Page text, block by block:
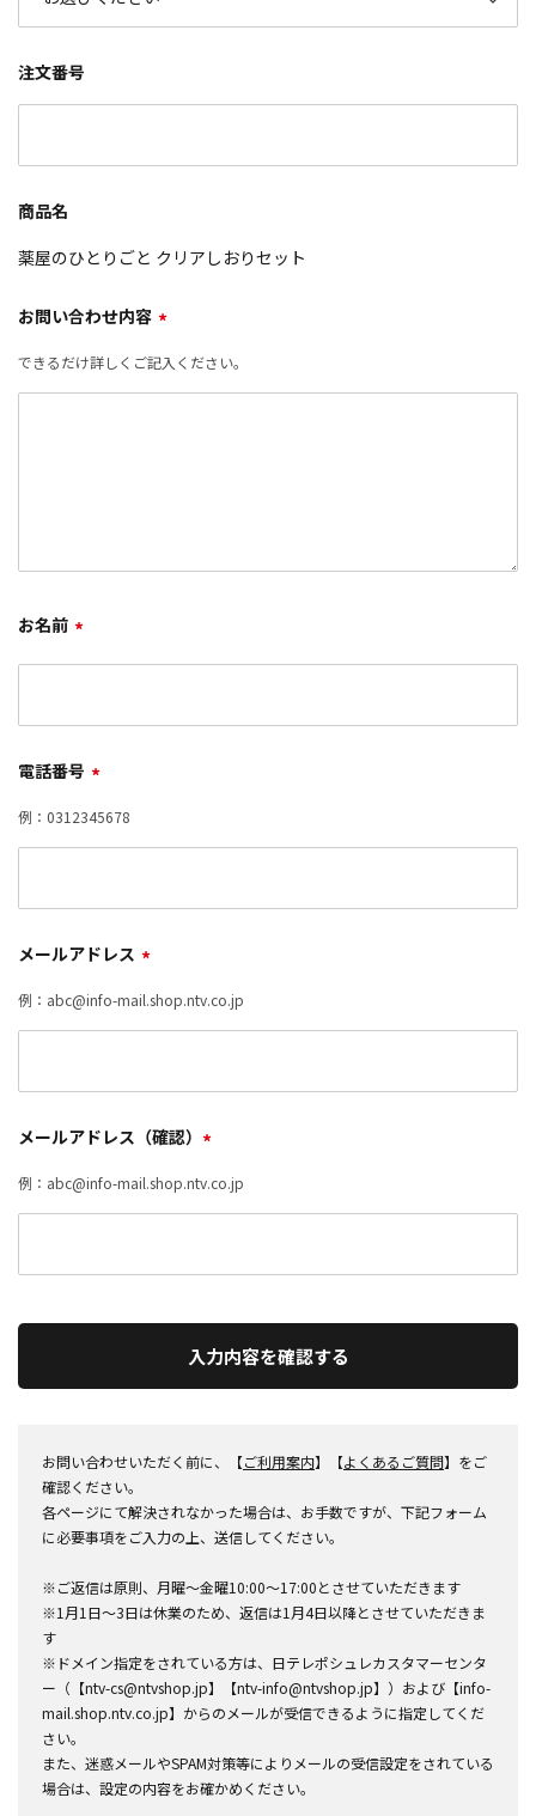
注文番号
商品名
薬屋のひとりごと クリアしおりセット
お問い合わせ内容 *
できるだけ詳しくご記入ください。
お名前 *
電話番号 *
例：0312345678
メールアドレス *
例：abc@info-mail.shop.ntv.co.jp
メールアドレス（確認） *
例：abc@info-mail.shop.ntv.co.jp
入力内容を確認する
お問い合わせいただく前に、【ご利用案内】【よくあるご質問】をご
確認ください。
各ページにて解決されなかった場合は、お手数ですが、下記フォーム
に必要事項をご入力の上、送信してください。
※ご返信は原則、月曜～金曜10:00～17:00とさせていただきます
※1月1日～3日は休業のため、返信は1月4日以降とさせていただきま
す
※ドメイン指定をされている方は、日テレポシュレカスタマーセンタ
ー（【ntv-cs@ntvshop.jp】【ntv-info@ntvshop.jp】）および【info-
mail.shop.ntv.co.jp】からのメールが受信できるように指定してくだ
さい。
また、迷惑メールやSPAM対策等によりメールの受信設定をされている
場合は、設定の内容をお確かめください。